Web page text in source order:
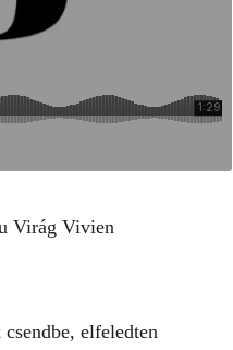
Virág Vivien
elfeledten